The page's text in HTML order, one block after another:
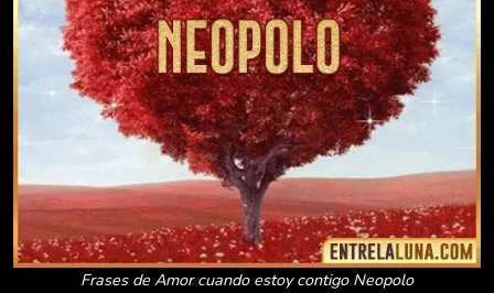
Frases de Amor cuando estoy contigo Neopolo